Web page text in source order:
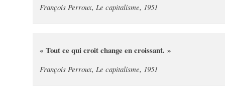
François Perroux, Le capitalisme, 1951
« Tout ce qui croit change en croissant. »
François Perroux, Le capitalisme, 1951